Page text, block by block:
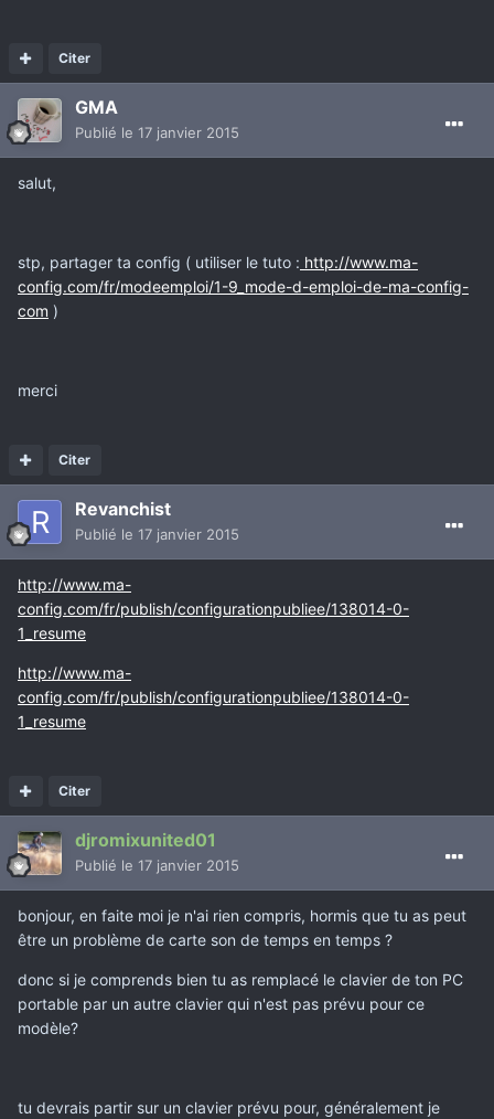
Citer
GMA
Publié le 17 janvier 2015
salut,
stp, partager ta config ( utiliser le tuto : http://www.ma-
config.com/fr/modeemploi/1-9_mode-d-emploi-de-ma-config-
com )
merci
Citer
Revanchist
Publié le 17 janvier 2015
http://www.ma-
config.com/fr/publish/configurationpubliee/138014-0-
1_resume
http://www.ma-
config.com/fr/publish/configurationpubliee/138014-0-
1_resume
Citer
djromixunited01
Publié le 17 janvier 2015
bonjour, en faite moi je n'ai rien compris, hormis que tu as peut
être un problème de carte son de temps en temps ?
donc si je comprends bien tu as remplacé le clavier de ton PC
portable par un autre clavier qui n'est pas prévu pour ce
modèle?
tu devrais partir sur un clavier prévu pour, généralement je